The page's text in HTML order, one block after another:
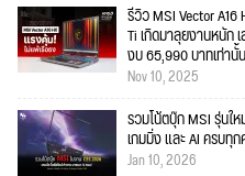
รีวิว MSI Vector
Ti เกิดมาลุยงานหนัก
งบ 65,990 บาทเท่านั้
Nov 10, 2025
รวมโน้ตบุ๊ก MSI รุ่นใ
เกมมิ่ง และ AI ครบทุ
Jan 10, 2026